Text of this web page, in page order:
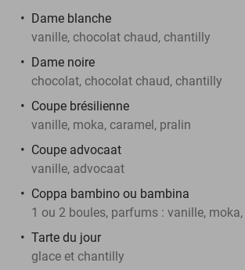
Dame blanche
vanille, chocolat chaud, chantilly
Dame noire
chocolat, chocolat chaud, chantilly
Coupe brésilienne
vanille, moka, caramel, pralin
Coupe advocaat
vanille, advocaat
Coppa bambino ou bambina
1 ou 2 boules, parfums : vanille,
Tarte du jour
glace et chantilly